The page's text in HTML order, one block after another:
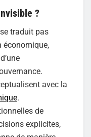
?
traduit pas
économique,
avec la
.
de
explicites,